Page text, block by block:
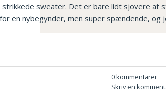
sweater. Det er bare lidt sjovere at
en nybegynder, men super spændende, og
0 kommentarer
Skriv en